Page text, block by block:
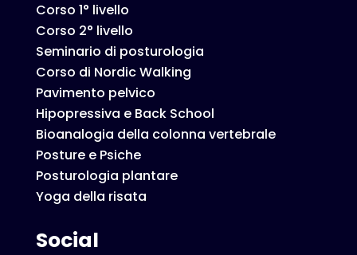
Corso 1° livello
Corso 2° livello
Seminario di posturologia
Corso di Nordic Walking
Pavimento pelvico
Hipopressiva e Back School
Bioanalogia della colonna vertebrale
Posture e Psiche
Posturologia plantare
Yoga della risata
Social